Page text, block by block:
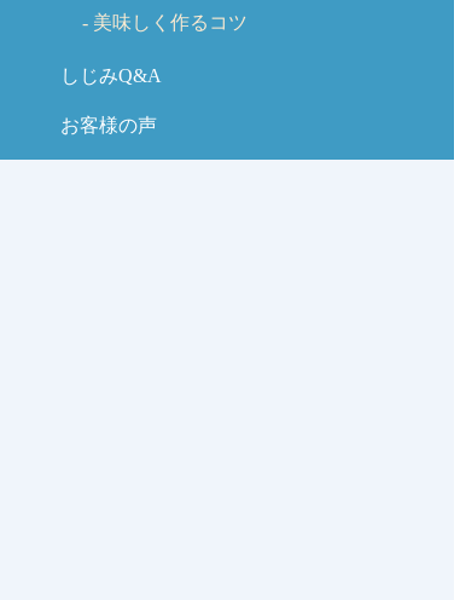
美味しく作るコツ
しじみQ&A
お客様の声